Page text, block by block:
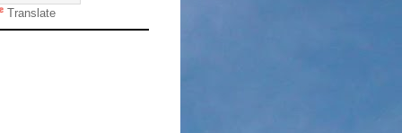
Translate